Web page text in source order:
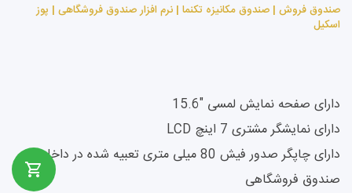
صندوق فروش | صندوق مکانیزه تکنما | نرم افزار صندوق فروشگاهی | پوز
اسکیل
دارای صفحه نمایش لمسی "15.6
دارای نمایشگر مشتری 7 اینچ LCD
دارای چاپگر صدور فیش 80 میلی متری تعبیه شده در داخل
صندوق فروشگاهی